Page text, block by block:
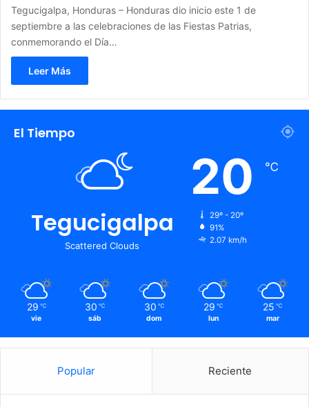
Tegucigalpa, Honduras – Honduras dio inicio este 1 de
septiembre a las celebraciones de las Fiestas Patrias,
conmemorando el Día…
Leer Más
El Tiempo
Tegucigalpa
Scattered Clouds
20 ℃
29º - 20º
91%
2.07 km/h
29 ℃
vie
30 ℃
sáb
30 ℃
dom
29 ℃
lun
25 ℃
mar
Popular Reciente